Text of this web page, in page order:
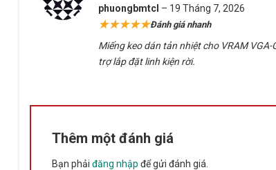
Được xếp
hạng 55
sao
phuongbmtcl – 19 Tháng 7, 2026
★★★★★Đánh giá nhanh
Miếng keo dán tản nhiệt cho VRAM
trợ lắp đặt linh kiện rời.
Thêm một đánh giá
Bạn phải đăng nhập để gửi đánh giá.